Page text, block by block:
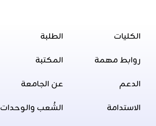
الكليات
روابط مهمة
الدعم
الاستدامة
الطلبة
المكتبة
عن الجامعة
الشُعب والوحدات